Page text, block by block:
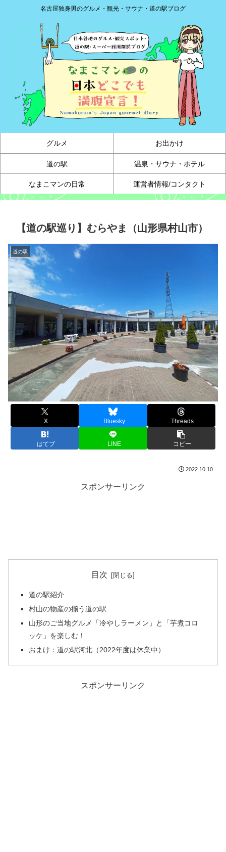
名古屋独身男のグルメ・観光・サウナ・道の駅ブログ
グルメ お出かけ
道の駅 温泉・サウナ・ホテル
なまこマンの日常 運営者情報/コンタクト
【道の駅巡り】むらやま（山形県村山市）
道の駅
X Bluesky Threads
はてブ LINE コピー
2022.10.10
スポンサーリンク
目次
道の駅紹介
村山の物産の揃う道の駅
山形のご当地グルメ「冷やしラーメン」と「芋煮コロ
ッケ」を楽しむ！
おまけ：道の駅河北（2022年度は休業中）
スポンサーリンク